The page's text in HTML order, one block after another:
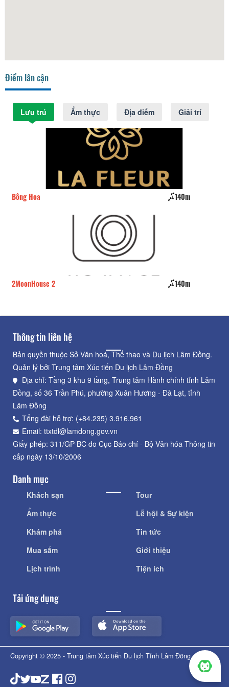
Điểm lân cận
Lưu trú Ẩm thực Địa điểm Giải trí
Bông Hoa 140m
2MoonHouse 2 140m
Thông tin liên hệ
Bản quyền thuộc Sở Văn hoá, Thể thao và Du lịch Lâm Đồng.
Quản lý bởi Trung tâm Xúc tiến Du lịch Lâm Đồng
Địa chỉ: Tầng 3 khu 9 tầng, Trung tâm Hành chính tỉnh Lâm
Đồng, số 36 Trần Phú, phường Xuân Hương - Đà Lạt, tỉnh
Lâm Đồng
Tổng đài hỗ trợ: (+84.235) 3.916.961
Email: ttxtdl@lamdong.gov.vn
Giấy phép: 311/GP-BC do Cục Báo chí - Bộ Văn hóa Thông tin
cấp ngày 13/10/2006
Danh mục
Khách sạn
Ẩm thực
Khám phá
Mua sắm
Lịch trình
Tour
Lễ hội & Sự kiện
Tin tức
Giới thiệu
Tiện ích
Tải ứng dụng
Copyright © 2025 - Trung tâm Xúc tiến Du lịch Tỉnh Lâm Đồng